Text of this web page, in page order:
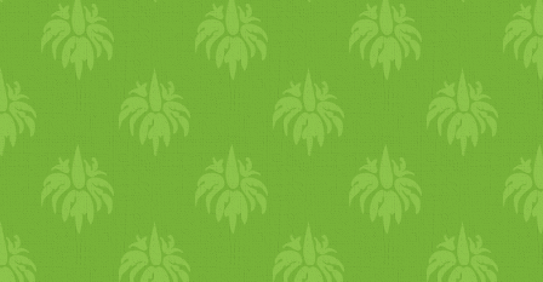
ezt a készüléket... a
hová viszik? na neee, még
megnézni működés